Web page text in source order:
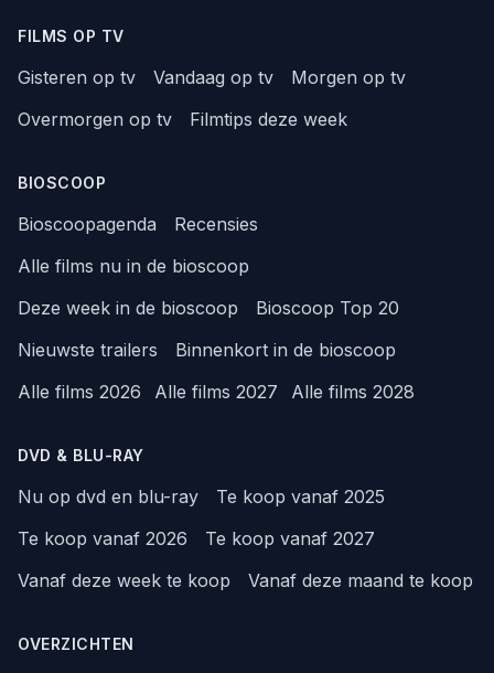
FILMS OP TV
Gisteren op tv Vandaag op tv
Morgen op tv
Overmorgen op tv
Filmtips deze week
BIOSCOOP
Bioscoopagenda
Recensies
Alle films nu in de bioscoop
Deze week in de bioscoop
Bioscoop Top 20
Nieuwste trailers
Binnenkort in de bioscoop
Alle films 2026
Alle films 2027 Alle films 2028
DVD & BLU-RAY
Nu op dvd en blu-ray
Te koop vanaf 2025
Te koop vanaf 2026
Te koop vanaf 2027
Vanaf deze week te koop
Vanaf deze maand te koop
OVERZICHTEN